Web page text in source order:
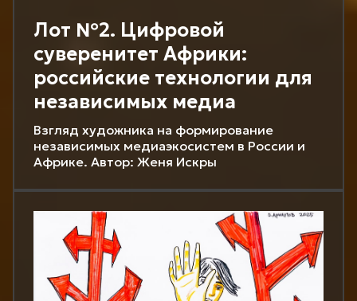
Лот №2. Цифровой
суверенитет Африки:
российские технологии для
независимых медиа
Взгляд художника на формирование
независимых медиаэкосистем в России и
Африке. Автор: Женя Искры